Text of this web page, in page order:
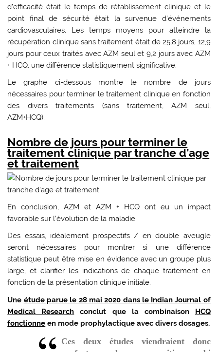
d’efficacité était le temps de rétablissement clinique et le
point final de sécurité était la survenue d’événements
cardiovasculaires. Les temps moyens pour atteindre la
récupération clinique sans traitement était de 25,8 jours, 12,9
jours pour ceux traités avec AZM seul et 9,2 jours avec AZM
+ HCQ, une différence statistiquement significative.
Le graphe ci-dessous montre le nombre de jours
nécessaires pour terminer le traitement clinique en fonction
des divers traitements (sans traitement, AZM seul,
AZM+HCQ).
Nombre de jours pour terminer le
traitement clinique par tranche d’age
et traitement
En conclusion, AZM et AZM + HCQ ont eu un impact
favorable sur l’évolution de la maladie.
Des essais, idéalement prospectifs / en double aveugle
seront nécessaires pour montrer si une différence
statistique peut être mise en évidence avec un groupe plus
large, et clarifier les indications de chaque traitement en
fonction de la présentation clinique initiale.
Une étude parue le 28 mai 2020 dans le Indian Journal of
Medical Research conclut que la combinaison HCQ
fonctionne en mode prophylactique avec divers dosages.
Ces deux études viendraient donc